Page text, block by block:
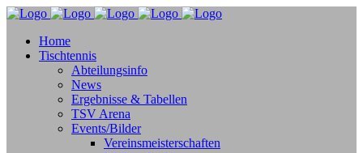
Home
Tischtennis
Abteilungsinfo
News
Ergebnisse & Tabellen
TSV Arena
Events/Bilder
Vereinsmeisterschaften